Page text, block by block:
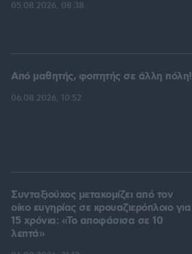
05.08.2026, 08:38
Από μαθητής, φοιτητής σε άλλη πόλη!
06.08.2026, 10:52
Συνταξιούχος μετακομίζει από τον
οίκο ευγηρίας σε κρουαζιερόπλοιο για
15 χρόνια: «Το αποφάσισα σε 10
λεπτά»